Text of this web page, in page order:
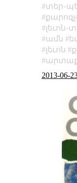
ամն
լեւոն
2013-06-